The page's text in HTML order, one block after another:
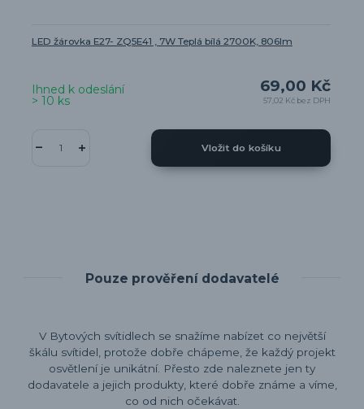
LED žárovka E27- ZQ5E41 , 7W Teplá bílá 2700K, 806lm
69,00 Kč
57,02 Kč bez DPH
Ihned k odeslání
> 10 ks
Vložit do košíku
Pouze prověření dodavatelé
V Bytových svítidlech se snažíme nabízet co největší
škálu svítidel, protože dobře chápeme, že každý projekt
osvětlení je unikátní. Přesto zde naleznete jen ty
dodavatele a jejich produkty, které dobře známe a víme,
co od nich očekávat.